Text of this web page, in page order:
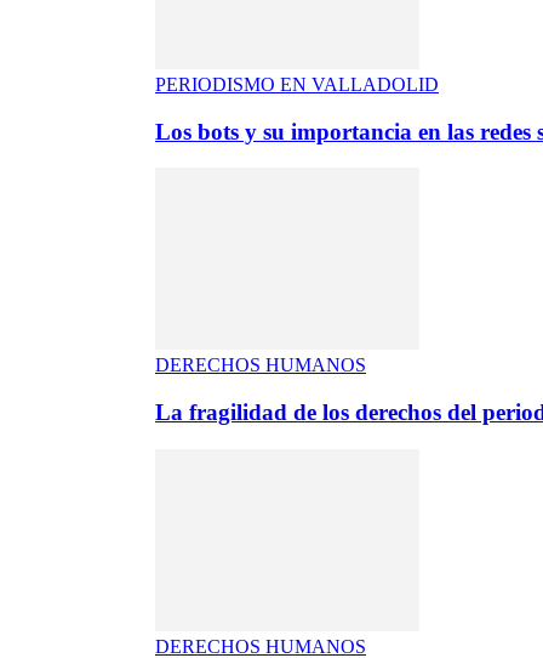
PERIODISMO EN VALLADOLID
Los bots y su importancia en las redes
DERECHOS HUMANOS
La fragilidad de los derechos del
DERECHOS HUMANOS